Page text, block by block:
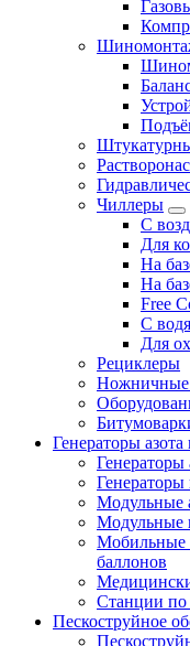
Чиллеры
С
Для
На
На
Free
С
Для
Рециклеры
Ножничные
Генераторы
Генераторы
Генераторы
Модульные
Модульные
Мобильные
баллонов
Станции по
Пескоструйное